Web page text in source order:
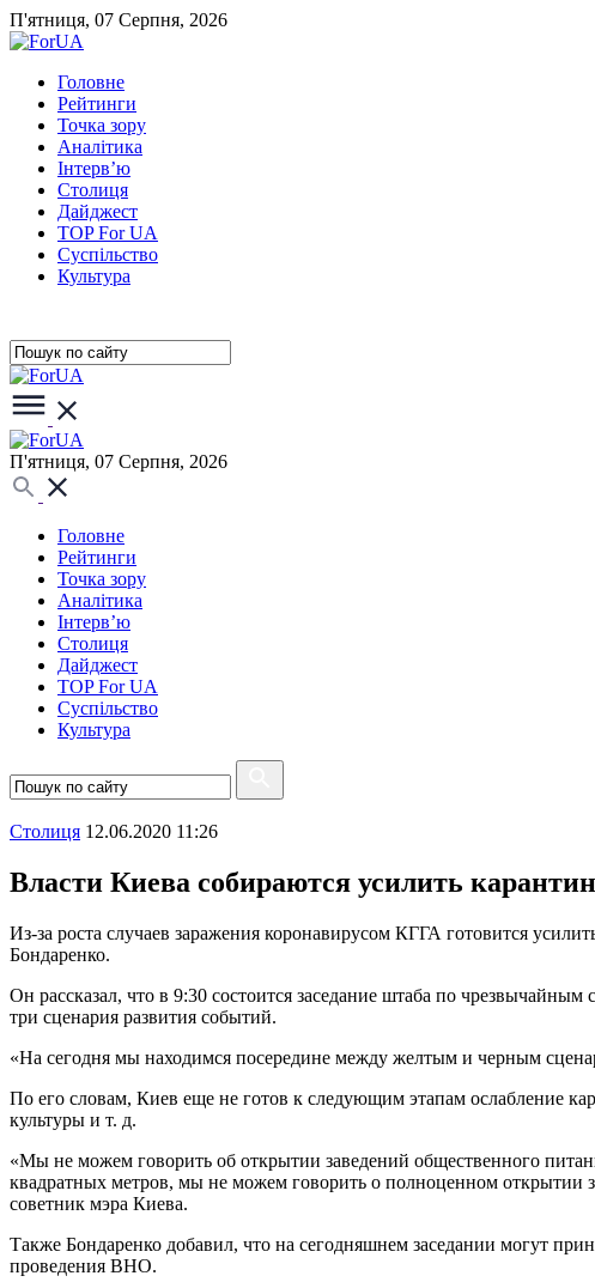
П'ятниця, 07 Серпня, 2026
Головне
Рейтинги
Точка зору
Аналітика
Інтерв’ю
Столиця
Дайджест
TOP For UA
Суспiльство
Культура
П'ятниця, 07 Серпня, 2026
Головне
Рейтинги
Точка зору
Аналітика
Інтерв’ю
Столиця
Дайджест
TOP For UA
Суспiльство
Культура
Столиця 12.06.2020 11:26
Власти Киева собираются усилить карантин
Из-за роста случаев заражения коронавирусом КГГА готовится
Бондаренко.
Он рассказал, что в 9:30 состоится заседание штаба по
три сценария развития событий.
«На сегодня мы находимся посередине между желтым и черным
По его словам, Киев еще не готов к следующим этапам ослабление
культуры и т. д.
«Мы не можем говорить об открытии заведений общественного
квадратных метров, мы не можем говорить о полноценном
советник мэра Киева.
Также Бондаренко добавил, что на сегодняшнем заседании могут
проведения ВНО.